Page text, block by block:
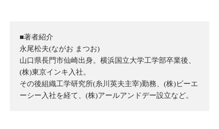
■著者紹介
永尾松夫(ながお まつお)
山口県長門市仙崎出身。横浜国立大学工学部卒業後、
(株)東京インキ入社。
その後組織工学研究所(糸川英夫主宰)勤務、(株)ビーエ
ーシー入社を経て、(株)アールアンドデー設立など。